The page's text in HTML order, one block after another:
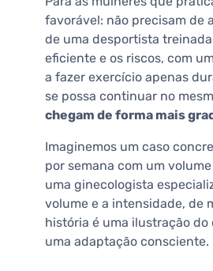
favorável: não precisam de
de uma desportista
eficiente e os riscos, com
a fazer exercício apenas
se possa continuar no
chegam de forma mais
Imaginemos um caso
por semana com um
uma ginecologista
volume e a intensidade, de
história é uma ilustração
uma adaptação consciente.